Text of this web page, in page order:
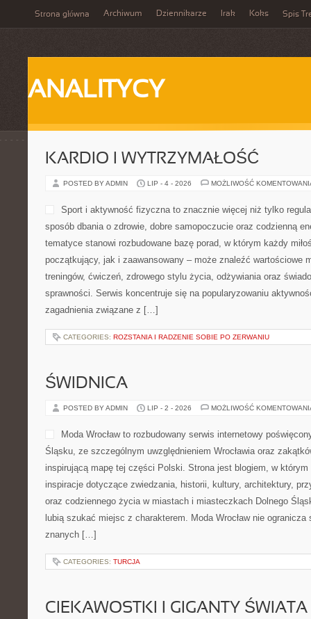
Strona główna Archiwum Dziennikarze Irak Koks Spis
ANALITYCY
KARDIO I WYTRZYMAŁOŚĆ
POSTED BY ADMIN LIP - 4 - 2026 MOŻLIWOŚĆ
Sport i aktywność fizyczna to znacznie więcej niż tylko
sposób dbania o zdrowie, dobre samopoczucie oraz codzienną
tematyce stanowi rozbudowane bazę porad, w którym każdy
początkujący, jak i zaawansowany – może znaleźć wartościowe
treningów, ćwiczeń, zdrowego stylu życia, odżywiania oraz
sprawności. Serwis koncentruje się na popularyzowaniu
zagadnienia związane z […]
CATEGORIES: ROZSTANIA I RADZENIE SOBIE PO ZERWANIU
ŚWIDNICA
POSTED BY ADMIN LIP - 2 - 2026 MOŻLIWOŚĆ
Moda Wrocław to rozbudowany serwis internetowy
Śląsku, ze szczególnym uwzględnieniem Wrocławia oraz
inspirującą mapę tej części Polski. Strona jest blogiem, w
inspiracje dotyczące zwiedzania, historii, kultury, architektury,
oraz codziennego życia w miastach i miasteczkach Dolnego
lubią szukać miejsc z charakterem. Moda Wrocław nie ogranicza
znanych […]
CATEGORIES: TURCJA
CIEKAWOSTKI I GIGANTY ŚWIATA